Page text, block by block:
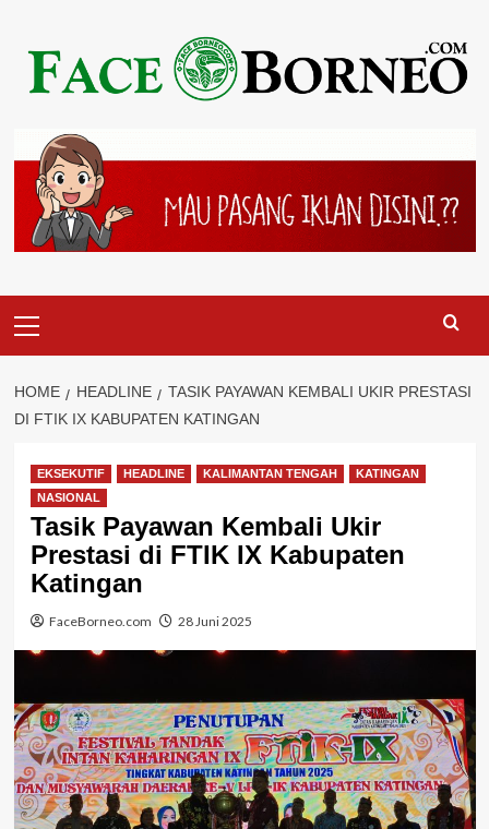
content
Menu
HOME HEADLINE
TASIK PAYAWAN KEMBALI UKIR PRESTASI
DI FTIK IX KABUPATEN KATINGAN
EKSEKUTIF HEADLINE KALIMANTAN TENGAH
KATINGAN
NASIONAL
Tasik Payawan Kembali Ukir
Prestasi di FTIK IX Kabupaten
Katingan
FaceBorneo.com 28 Juni 2025